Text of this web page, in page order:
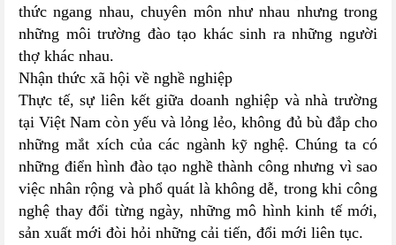
thức ngang nhau, chuyên môn như nhau nhưng trong
những môi trường đào tạo khác sinh ra những người
thợ khác nhau.
Nhận thức xã hội về nghề nghiệp
Thực tế, sự liên kết giữa doanh nghiệp và nhà trường
tại Việt Nam còn yếu và lỏng lẻo, không đủ bù đắp cho
những mắt xích của các ngành kỹ nghệ. Chúng ta có
những điển hình đào tạo nghề thành công nhưng vì sao
việc nhân rộng và phổ quát là không dễ, trong khi công
nghệ thay đổi từng ngày, những mô hình kinh tế mới,
sản xuất mới đòi hỏi những cải tiến, đổi mới liên tục.